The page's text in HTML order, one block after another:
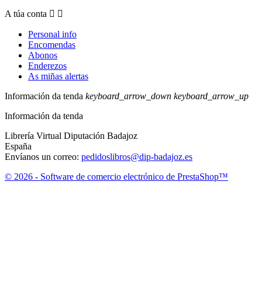
A túa conta  
Personal info
Encomendas
Abonos
Enderezos
As miñas alertas
Información da tenda keyboard_arrow_down keyboard_arrow_up
Información da tenda
Librería Virtual Diputación Badajoz
España
Envíanos un correo: pedidoslibros@dip-badajoz.es
© 2026 - Software de comercio electrónico de PrestaShop™